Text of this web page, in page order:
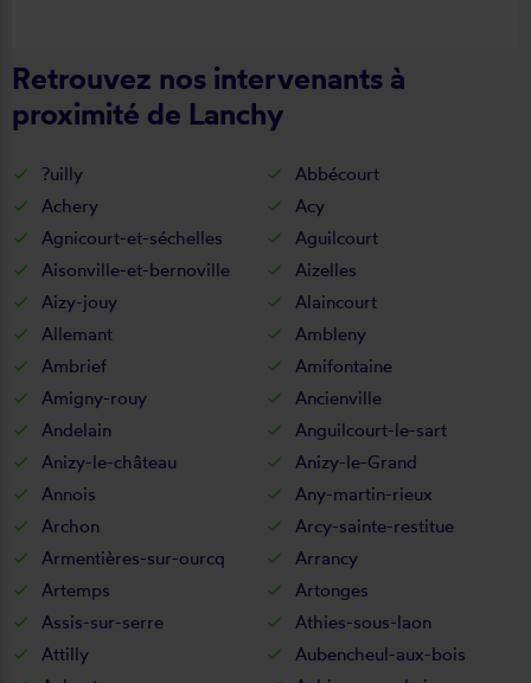
Retrouvez nos intervenants à
proximité de Lanchy
?uilly
Abbécourt
Achery
Acy
Agnicourt-et-séchelles
Aguilcourt
Aisonville-et-bernoville
Aizelles
Aizy-jouy
Alaincourt
Allemant
Ambleny
Ambrief
Amifontaine
Amigny-rouy
Ancienville
Andelain
Anguilcourt-le-sart
Anizy-le-château
Anizy-le-Grand
Annois
Any-martin-rieux
Archon
Arcy-sainte-restitue
Armentières-sur-ourcq
Arrancy
Artemps
Artonges
Assis-sur-serre
Athies-sous-laon
Attilly
Aubencheul-aux-bois